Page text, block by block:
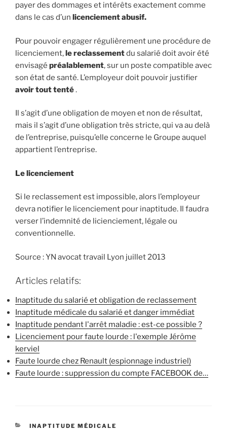
payer des dommages et intérêts exactement comme
dans le cas d’un licenciement abusif.
Pour pouvoir engager régulièrement une procédure de
licenciement,le reclassementdu salarié doit avoir été
envisagé préalablement, sur un poste compatible avec
son état de santé. L’employeur doit pouvoir justifier
avoir tout tenté.
Il s’agit d’une obligation de moyen et non de résultat,
mais il s’agit d’une obligation très stricte, qui va au delà
de l’entreprise, puisqu’elle concerne le Groupe auquel
appartient l’entreprise.
Le licenciement
Si le reclassement est impossible, alors l’employeur
devra notifier le licenciement pour inaptitude. Il faudra
verser l’indemnité de licienciement, légale ou
conventionnelle.
Source : YN avocat travail Lyon juillet 2013
Articles relatifs:
Inaptitude du salarié et obligation de reclassement
Inaptitude médicale du salarié et danger immédiat
Inaptitude pendant l'arrêt maladie : est-ce possible ?
Licenciement pour faute lourde : l'exemple Jérôme
kerviel
Faute lourde chez Renault (espionnage industriel)
Faute lourde : suppression du compte FACEBOOK de…
CATÉGORIES
INAPTITUDE MÉDICALE